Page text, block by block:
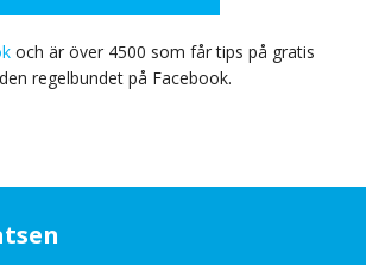
och är över 4500 som får tips på gratis
regelbundet på Facebook.